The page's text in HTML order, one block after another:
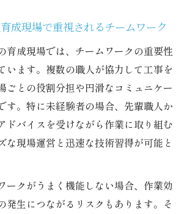
成現場で重視されるチームワーク
育成現場では、チームワークの重要性
います。複数の職人が協力して工事を
ごとの役割分担や円滑なコミュニケー
す。特に未経験者の場合、先輩職人か
ドバイスを受けながら作業に取り組む
な現場運営と迅速な技術習得が可能と
ークがうまく機能しない場合、作業効
発生につながるリスクもあります。そ